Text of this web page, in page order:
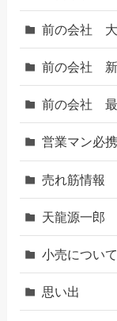
前の会社
前の会社
前の会社
営業マン必
売れ筋情報
天龍源一郎
小売について
思い出